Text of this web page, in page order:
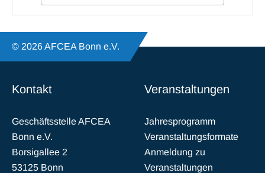
© 2026 AFCEA Bonn e.V.
Kontakt
Geschäftsstelle AFCEA
Bonn e.V.
Borsigallee 2
53125 Bonn
Veranstaltungen
Jahresprogramm
Veranstaltungsformate
Anmeldung zu
Veranstaltungen